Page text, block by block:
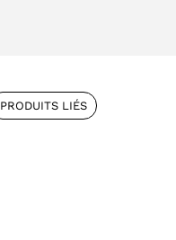
PRODUITS LIÉS